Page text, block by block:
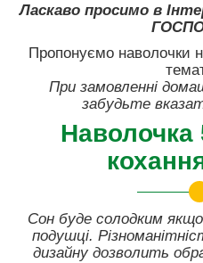
Ласкаво просимо в
Пропонуємо наволочки
При замовленні
забудьте
Сон буде солодким якщо
подушці.
дизайну дозволить